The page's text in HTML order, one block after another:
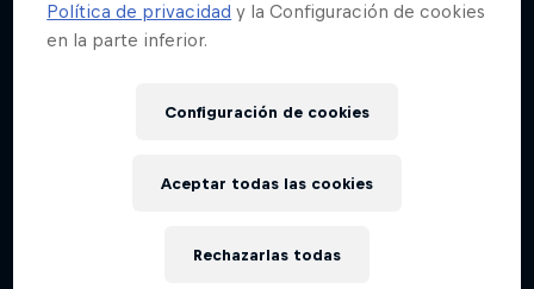
Política de privacidad y la Configuración de cookies
en la parte inferior.
Configuración de cookies
Rechazarlas todas
Aceptar todas las cookies